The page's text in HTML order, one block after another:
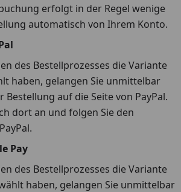
erfolgt in der Regel wenige
automatisch von Ihrem Konto.
des Bestellprozesses die Variante
haben, gelangen Sie unmittelbar
Bestellung auf die Seite von PayPal.
dort an und folgen Sie den
Pay
des Bestellprozesses die Variante
haben, gelangen Sie unmittelbar